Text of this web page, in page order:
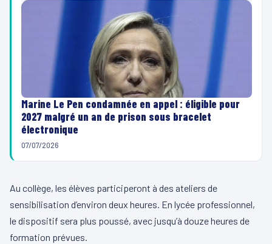
Marine Le Pen condamnée en appel : éligible pour
2027 malgré un an de prison sous bracelet
électronique
07/07/2026
Au collège, les élèves participeront à des ateliers de
sensibilisation d’environ deux heures. En lycée professionnel,
le dispositif sera plus poussé, avec jusqu’à douze heures de
formation prévues.